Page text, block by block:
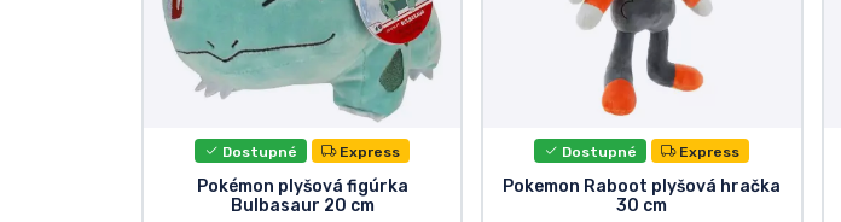
Dostupné Express
Pokémon plyšová figúrka
Bulbasaur 20 cm
Dostupné Express
Pokemon Raboot plyšová hračka
30 cm